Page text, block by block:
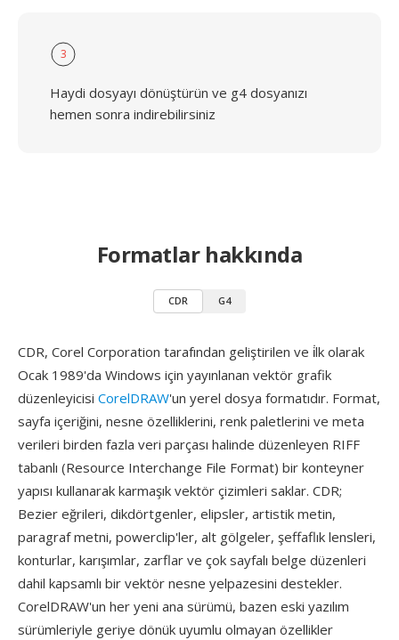
3
Haydi dosyayı dönüştürün ve g4 dosyanızı
hemen sonra indirebilirsiniz
Formatlar hakkında
CDR G4
CDR, Corel Corporation tarafından geliştirilen ve i̇lk olarak
Ocak 1989'da Windows için yayınlanan vektör grafik
düzenleyicisi CorelDRAW'un yerel dosya formatıdır. Format,
sayfa içeriğini, nesne özelliklerini, renk paletlerini ve meta
verileri birden fazla veri parçası halinde düzenleyen RIFF
tabanlı (Resource Interchange File Format) bir konteyner
yapısı kullanarak karmaşık vektör çizimleri saklar. CDR;
Bezier eğrileri, dikdörtgenler, elipsler, artistik metin,
paragraf metni, powerclip'ler, alt gölgeler, şeffaflık lensleri,
konturlar, karışımlar, zarflar ve çok sayfalı belge düzenleri
dahil kapsamlı bir vektör nesne yelpazesini destekler.
CorelDRAW'un her yeni ana sürümü, bazen eski yazılım
sürümleriyle geriye dönük uyumlu olmayan özellikler